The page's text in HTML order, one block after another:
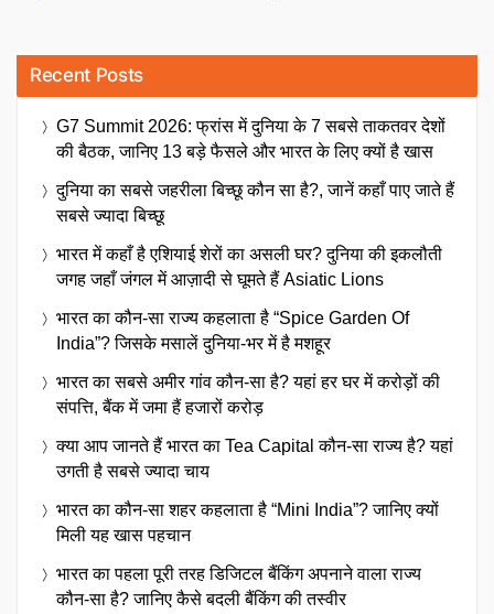
Recent Posts
G7 Summit 2026: फ्रांस में दुनिया के 7 सबसे ताकतवर देशों
की बैठक, जानिए 13 बड़े फैसले और भारत के लिए क्यों है खास
दुनिया का सबसे जहरीला बिच्छू कौन सा है?, जानें कहाँ पाए जाते हैं
सबसे ज्यादा बिच्छू
भारत में कहाँ है एशियाई शेरों का असली घर? दुनिया की इकलौती
जगह जहाँ जंगल में आज़ादी से घूमते हैं Asiatic Lions
भारत का कौन-सा राज्य कहलाता है “Spice Garden Of
India”? जिसके मसालें दुनिया-भर में है मशहूर
भारत का सबसे अमीर गांव कौन-सा है? यहां हर घर में करोड़ों की
संपत्ति, बैंक में जमा हैं हजारों करोड़
क्या आप जानते हैं भारत का Tea Capital कौन-सा राज्य है? यहां
उगती है सबसे ज्यादा चाय
भारत का कौन-सा शहर कहलाता है “Mini India”? जानिए क्यों
मिली यह खास पहचान
भारत का पहला पूरी तरह डिजिटल बैंकिंग अपनाने वाला राज्य
कौन-सा है? जानिए कैसे बदली बैंकिंग की तस्वीर